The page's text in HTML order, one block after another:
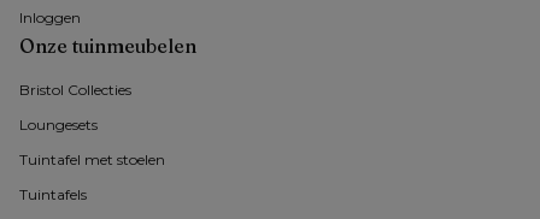
Onze tuinmeubelen
Bristol Collecties
Loungesets
Tuintafel met stoelen
Tuintafels
Inloggen